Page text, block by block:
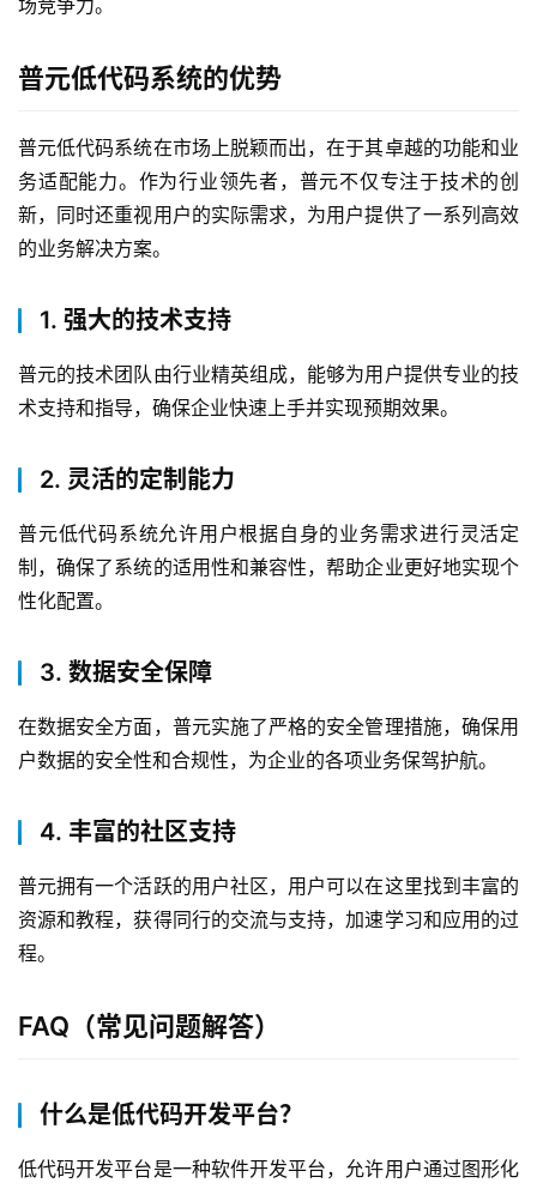
品
解
方
案
生
与
作
与
支
持
了
普
联
场竞争力。
普元低代码系统的优势
普元低代码系统在市场上脱颖而出，在于其卓越的功能和业
务适配能力。作为行业领先者，普元不仅专注于技术的创
新，同时还重视用户的实际需求，为用户提供了一系列高效
的业务解决方案。
1. 强大的技术支持
普元的技术团队由行业精英组成，能够为用户提供专业的技
术支持和指导，确保企业快速上手并实现预期效果。
2. 灵活的定制能力
普元低代码系统允许用户根据自身的业务需求进行灵活定
制，确保了系统的适用性和兼容性，帮助企业更好地实现个
性化配置。
3. 数据安全保障
在数据安全方面，普元实施了严格的安全管理措施，确保用
户数据的安全性和合规性，为企业的各项业务保驾护航。
4. 丰富的社区支持
普元拥有一个活跃的用户社区，用户可以在这里找到丰富的
资源和教程，获得同行的交流与支持，加速学习和应用的过
程。
FAQ（常见问题解答）
什么是低代码开发平台？
低代码开发平台是一种软件开发平台，允许用户通过图形化